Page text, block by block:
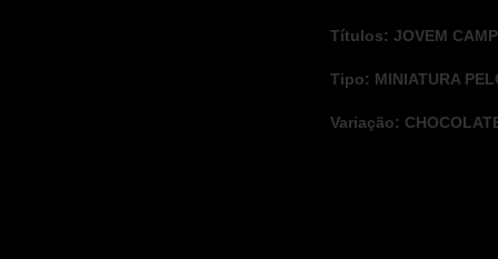
Títulos: JOVEM
Tipo: MINIATURA
Variação: